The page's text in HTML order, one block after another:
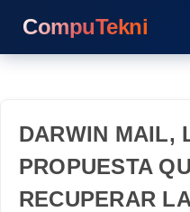
CompuTekni
DARWIN MAIL,
PROPUESTA
RECUPERAR